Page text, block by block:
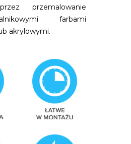
przemalowanie
farbami
akrylowymi.